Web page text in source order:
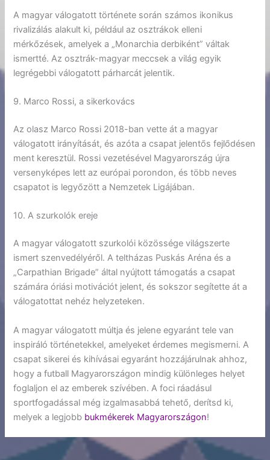
A magyar válogatott története során számos ikonikus
rivalizálás alakult ki, például az osztrákok elleni
mérkőzések, amelyek a „Monarchia derbiként” váltak
ismertté. Az osztrák-magyar meccsek a világ egyik
legrégebbi válogatott párharcát jelentik.
9. Marco Rossi, a sikerkovács
Az olasz Marco Rossi 2018-ban vette át a magyar
válogatott irányítását, és azóta a csapat jelentős fejlődésen
ment keresztül. Rossi vezetésével Magyarország újra
versenyképes lett az európai porondon, és több neves
csapatot is legyőzött a Nemzetek Ligájában.
10. A szurkolók ereje
A magyar válogatott szurkolói közössége világszerte
ismert szenvedélyéről. A teltházas Puskás Aréna és a
„Carpathian Brigade” által nyújtott támogatás a csapat
számára óriási motivációt jelent, és sokszor segítette át a
válogatottat nehéz helyzeteken.
A magyar válogatott múltja és jelene egyaránt tele van
inspiráló történetekkel, amelyeket érdemes megismerni. A
csapat sikerei és kihívásai egyaránt hozzájárulnak ahhoz,
hogy a futball Magyarországon mindig különleges helyet
foglaljon el az emberek szívében. A foci ráadásul
sportfogadással még izgalmasabbá tehető, derítsd ki,
melyek a legjobb bukmékerek Magyarországon!